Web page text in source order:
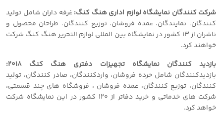
شرکت کنندگان نمایشگاه لوازم اداری هنگ کنگ:غرفه داران شامل تولید
کنندگان، نمایندگان، عمده فروشان، توزیع کنندگان، طراحان محصول و
ناشران از ١٣ کشور در نمایشگاه بین المللی لوازم التحریر هنگ کنگ شرکت
خواهند کرد.
بازدید کنندگان نمایشگاه تجهیزات دفتری هنگ کنگ ٢٠١٨:
بازدیدکنندگان شامل خرده فروشان، واردکنندگان، صادر کنندگان، تولید
کنندگان، توزیع کنندگان، عمده فروشان ، فروشگاه های چند قسمتی،
شرکت های خدماتی و خرید دفاتر از ١٢٠ کشور در این نمایشگاه شرکت
خواهد کرد.